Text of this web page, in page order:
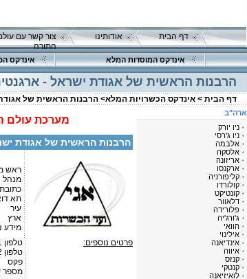
דף הבית אודותינו
צור קשר עם
התורה
אינדקס המוסדות המלא אינדקס
הרבנות הראשית של אגודת ישראל -
דף הבית > אינדקס הכשרויות המלא> הרבנות הראשית של
מערכת עולם
הרבנות הראשית של אגודת
ראש
מנהל
כתובת
תא
עיר
ארץ
מידע
פרטים נוספים:
טלפון 1:
טלפון 2:
פקס
מספר
ארה"ב
ניו יורק
ניו ג'רסי
אלבמה
אלסקה
אריזונה
ארקנסו
קליפורניה
קולורדו
קונטיקט
דלאוור
פלורידה
ג'ורג'יה
הוואי
אילינוי
אינדיאנה
איווה
קנזס
קנטקי
לואיזיאנה